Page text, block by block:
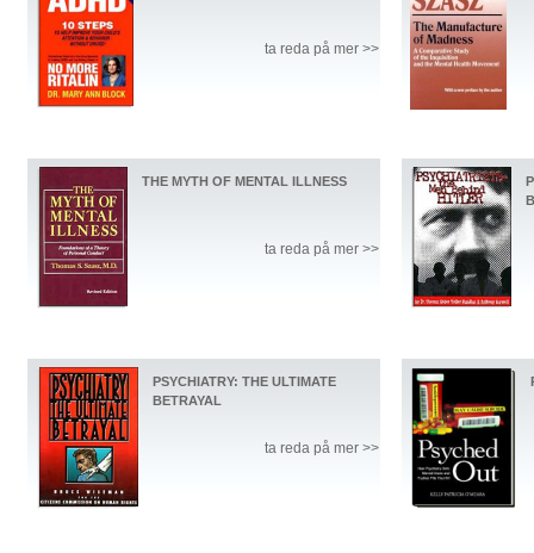
ta reda på mer >>
THE MYTH OF MENTAL ILLNESS
ta reda på mer >>
PSYCHIATRY: THE ULTIMATE
BETRAYAL
ta reda på mer >>